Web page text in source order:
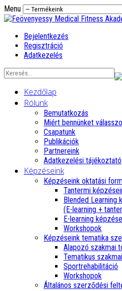
Menu
Bejelentkezés
Regisztráció
Adatkezelés
Kezdőlap
Rólunk
Bemutatkozás
Miért bennünket
Csapatunk
Publikációk
Partnereink
Adatkezelési tájékoztató
Képzéseink
Képzéseink oktatási
Tantermi
Blended Learning
(E-learning +
E-learning
Workshopok
Képzéseink tematika
Alapozó szakmai
Tematikus
Sportrehabilitáció
Workshopok
Általános szerződési